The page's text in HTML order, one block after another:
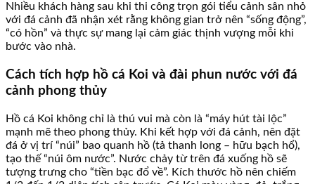
Nhiều khách hàng sau khi thi công trọn gói tiểu cảnh sân nhỏ
với đá cảnh đã nhận xét rằng không gian trở nên “sống động”,
“có hồn” và thực sự mang lại cảm giác thịnh vượng mỗi khi
bước vào nhà.
Cách tích hợp hồ cá Koi và đài phun nước với đá
cảnh phong thủy
Hồ cá Koi không chỉ là thú vui mà còn là “máy hút tài lộc”
mạnh mẽ theo phong thủy. Khi kết hợp với đá cảnh, nên đặt
đá ở vị trí “núi” bao quanh hồ (tả thanh long – hữu bạch hổ),
tạo thế “núi ôm nước”. Nước chảy từ trên đá xuống hồ sẽ
tượng trưng cho “tiền bạc đổ về”. Kích thước hồ nên chiếm